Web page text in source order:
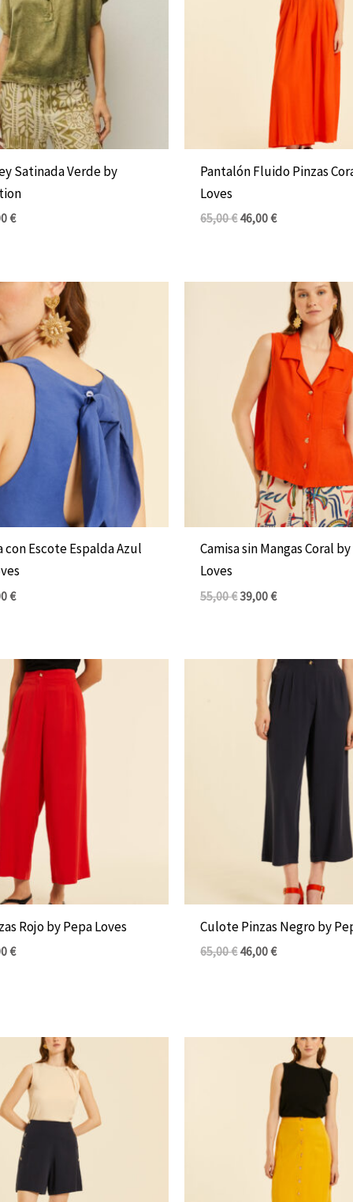
Satinada Verde by
€
Pantalón Fluido Pinzas
Loves
65,00€46,00€
con Escote Espalda Azul
€.
€
precio
actual
es:
39,00 €.
Camisa sin Mangas Coral
Loves
55,00€
55,00 €.
39,00€
precio
actual
es:
39,00 €.
Rojo by Pepa Loves
€.
€
precio
actual
es:
46,00 €.
Culote Pinzas Negro by
65,00€
precio
original
era:
65,00 €.
46,00€
El
46,00 €.
€.
precio
actual
es:
39,00 €.
original
59,00 €.
precio
actual
es:
39,00 €.